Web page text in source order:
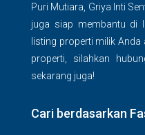
Puri Mutiara, Griya Inti
juga siap membantu di
listing properti milik
properti, silahkan
sekarang juga!
Cari berdasarkan